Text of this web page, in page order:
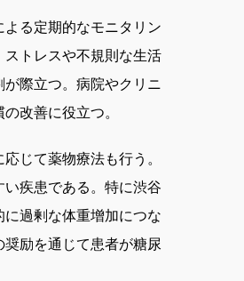
る定期的なモニタリン
トレスや不規則な生活
際立つ。病院やクリニ
改善に役立つ。
じて薬物療法も行う。
疾患である。特に渋谷
過剰な体重增加につな
励を通じて患者が糖尿